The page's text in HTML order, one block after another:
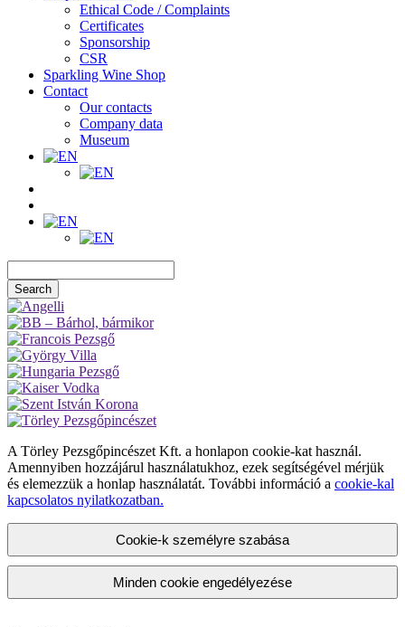
Ethical Code / Complaints
Certificates
Sponsorship
CSR
Sparkling Wine Shop
Contact
Our contacts
Company data
Museum
Search
A Törley Pezsgőpincészet Kft. a honlapon cookie-kat használ.
Amennyiben hozzájárul használatukhoz, ezek segítségével mérjük
és elemezzük a honlap használatát. További információ a cookie-kal
kapcsolatos nyilatkozatban.
Cookie-k személyre szabása
Minden cookie engedélyezése